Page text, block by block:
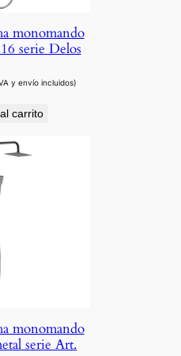
monomando
serie Delos
y envío incluidos)
carrito
monomando
serie Art.